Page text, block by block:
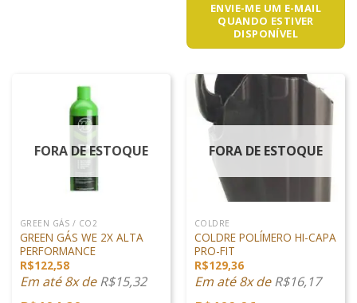
ENVIE-ME UM E-MAIL
QUANDO ESTIVER
DISPONÍVEL
FORA DE ESTOQUE
GREEN GÁS / CO2
GREEN GÁS WE 2X ALTA
PERFORMANCE
R$122,58
Em até 8x deR$15,32
FORA DE ESTOQUE
COLDRE
COLDRE POLÍMERO HI-CAPA
PRO-FIT
R$129,36
Em até 8x deR$16,17